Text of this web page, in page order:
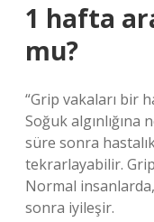
1 hafta
mu?
“Grip vakaları bir
Soğuk
süre sonra
tekrarlayabilir.
Normal
sonra iyileşir.